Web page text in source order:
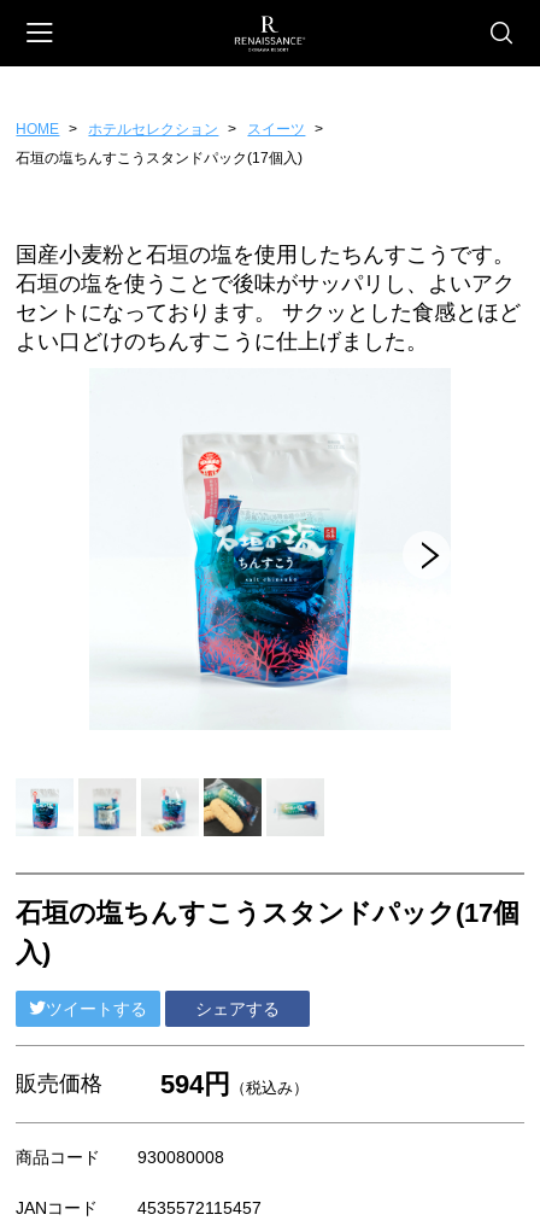
会員登録 マイページ カート
ホテルオリジナル
スイーツ
ファッション
グッドバリューセット
ご当地調味料
ココガーデンオリジナル
フレグランス
HOME ホテルセレクション
スイーツ
石垣の塩ちんすこうスタンドパック(17個入)
国産小麦粉と石垣の塩を使用したちんすこうです。
石垣の塩を使うことで後味がサッパリし、よいアク
セントになっております。 サクッとした食感とほど
よい口どけのちんすこうに仕上げました。
石垣の塩ちんすこうスタンドパック(17個
入)
ツイートする シェアする
販売価格 594円 （税込み）
商品コード 930080008
JANコード 4535572115457